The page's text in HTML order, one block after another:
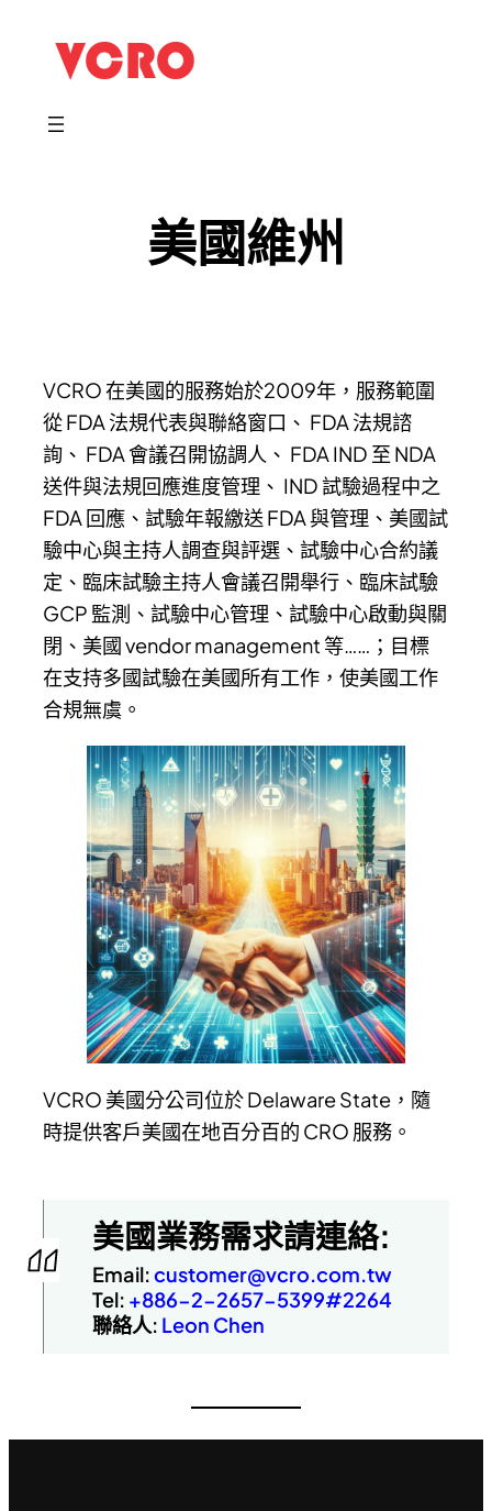
美國維州
VCRO 在美國的服務始於2009年，服務範圍
從 FDA 法規代表與聯絡窗口、 FDA 法規諮
詢、 FDA 會議召開協調人、 FDA IND 至 NDA
送件與法規回應進度管理、 IND 試驗過程中之
FDA 回應、試驗年報繳送 FDA 與管理、美國試
驗中心與主持人調查與評選、試驗中心合約議
定、臨床試驗主持人會議召開舉行、臨床試驗
GCP 監測、試驗中心管理、試驗中心啟動與關
閉、美國 vendor management 等……；目標
在支持多國試驗在美國所有工作，使美國工作
合規無虞。
VCRO 美國分公司位於 Delaware State，隨
時提供客戶美國在地百分百的 CRO 服務。
美國業務需求請連絡:
Email:customer@vcro.com.tw
Tel: +886-2-2657-5399#2264
聯絡人: Leon Chen